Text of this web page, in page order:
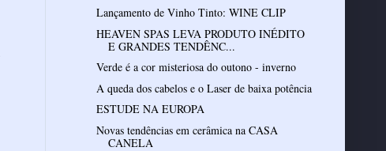
Lançamento de Vinho Tinto: WINE CLIP
HEAVEN SPAS LEVA PRODUTO INÉDITO
E GRANDES TENDÊNC...
Verde é a cor misteriosa do outono - inverno
A queda dos cabelos e o Laser de baixa potência
ESTUDE NA EUROPA
Novas tendências em cerâmica na CASA
CANELA